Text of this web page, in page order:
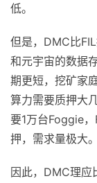
低。
但是，DMC比
和元宇宙的数据
期更短，挖矿家
算力需要质押大
要1万台Foggie
押，需求量极大。
因此，DMC理应